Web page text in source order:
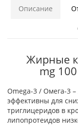
Описание
Жирные
mg
Omega-3 / Омега-3
эффективны для
триглицеридов в
липопротеидов